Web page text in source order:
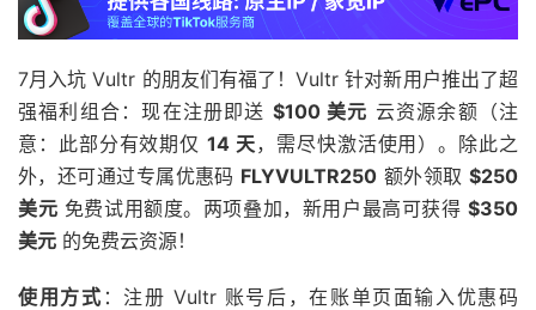
7月入坑 Vultr 的朋友们有福了！Vultr 针对新用户推出了超
强福利组合：现在注册即送 $100 美元 云资源余额（注
意：此部分有效期仅14 天，需尽快激活使用）。除此之
外，还可通过专属优惠码 FLYVULTR250 额外领取$250
美元 免费试用额度。两项叠加，新用户最高可获得$350
美元 的免费云资源！
使用方式 ：注册 Vultr 账号后，在账单页面输入优惠码